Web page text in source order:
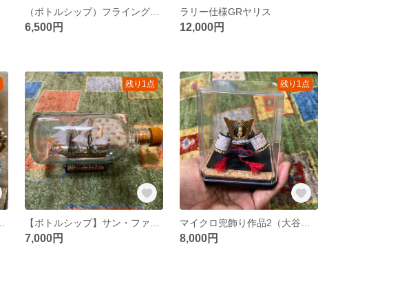
6,500円
ラリー仕様GRヤリス
12,000円
残り1点
7,000円
残り1点
8,000円